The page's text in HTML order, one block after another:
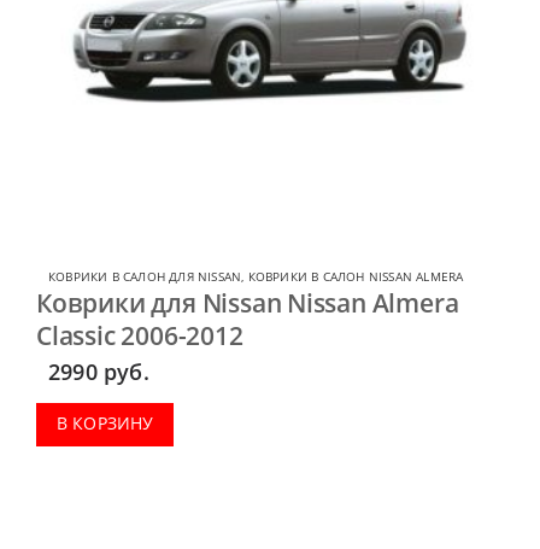
КОВРИКИ В САЛОН ДЛЯ NISSAN, КОВРИКИ В САЛОН NISSAN ALMERA
Коврики для Nissan Nissan Almera
Classic 2006-2012
2990 руб.
В КОРЗИНУ